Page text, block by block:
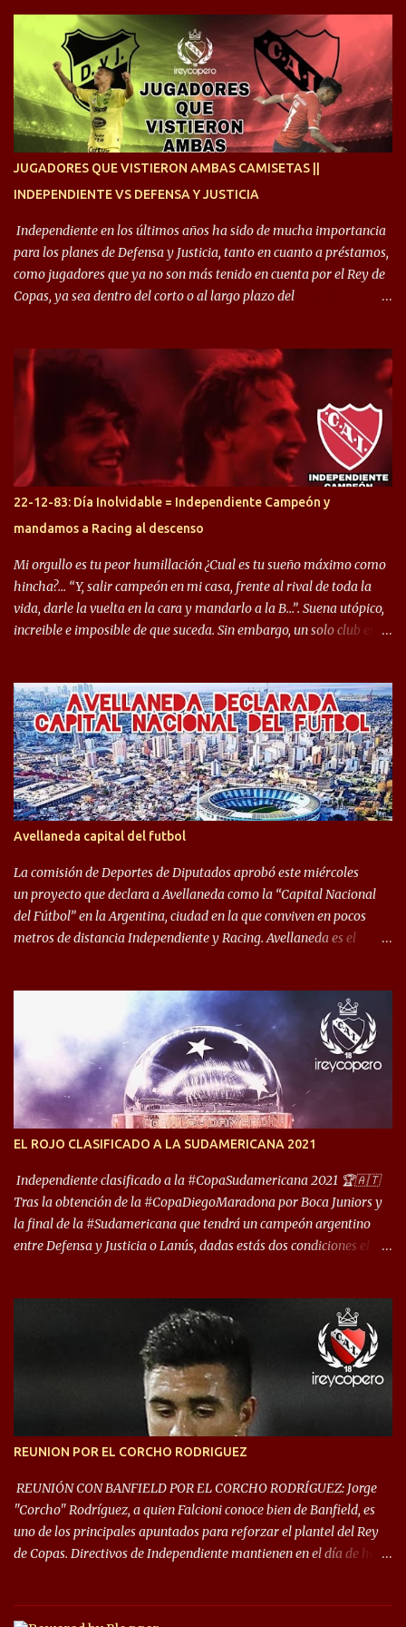
ojalá sea lo mejor para el club y para mí. Independiente va a estar
siempre en mi corazón”. 🎙️“Siempre que me tocó vestir la camiseta
quise dar lo mejor. Si me toca marcharme, estoy agradecido al
hincha”. 🎙️“El equipo hizo un gran trabajo, quedó demostrado en el
resultado. Es nuestro segundo partido, en la pretemporada nos
enfocamos en la preparación física. El grupo está encontrando la
JUGADORES QUE VISTIERON AMBAS CAMISETAS ||
INDEPENDIENTE VS DEFENSA Y JUSTICIA
Independiente en los últimos años ha sido de mucha importancia
para los planes de Defensa y Justicia, tanto en cuanto a préstamos,
como jugadores que ya no son más tenido en cuenta por el Rey de
Copas, ya sea dentro del corto o al largo plazo del
Halcón de Varela, como lo es Brian Romero, quien paso a
préstamo allí durante el último mercado de pases y ha rendido de
gran manera, convirtiendo goles importantes, sobre todo en la
copa sudamericana. Pero no sucedió lo mismo en cuanto al
rendimiento que ha producido en el Rojo. Pasando a jugadores que
jugaron en Defensa y ahora están en el rojo, tenemos a la dupla
Gastón Togni y Domingo Blanco, donde ambos explotaron
futbolísticamente hablando en el equipo de Varela, donde, por
ejemplo, el caso de Mingo llego a ser tenido en cuenta para el
Seleccionado Argentino, rendimiento que aún no ha logrado
mostrar en Independiente. En e...
22-12-83: Día Inolvidable = Independiente Campeón y
mandamos a Racing al descenso
Mi orgullo es tu peor humillación ¿Cual es tu sueño máximo como
hincha?… “Y, salir campeón en mi casa, frente al rival de toda la
vida, darle la vuelta en la cara y mandarlo a la B…”. Suena utópico,
increible e imposible de que suceda. Sin embargo, un solo club en el
campeonato del '83 año consagratorio para el Rojo y, por el otro, el
haber mandado al descenso a su eterno rival. 22 de diciembre de
1983 es una fecha que pocos hinchas de Independiente pueden
dejar en el olvido. Es que ese día, el "Rojo" derrotó a Racing por 2 a
0, se consagró campeón y, además, mandó al descenso a su eterno
rival. El clásico de Avellaneda marcó el epílogo del campeonato,
algo totalmente inusual para estas épocas, donde la violencia no
permite encuentros de riesgo sobre el final de los torneos. En la
década del ochenta y con una democracia flo...
Avellaneda capital del futbol
La comisión de Deportes de Diputados aprobó este miércoles
un proyecto que declara a Avellaneda como la “Capital Nacional
del Fútbol” en la Argentina, ciudad en la que conviven en pocos
metros de distancia Independiente y Racing. Avellaneda es el
Libertadores de América) los distancian solo 150 metros. Por ello
son protagonistas de un clásico de los más picantes del fútbol
argentino. De ella también forma parte Arsenal, equipo que
transitó por la primera división del fútbol local durante muchos
años. Dock Sud es otro de los que comparten esas tierras, aunque el
foco de atención es la convivencia Independiente - Racing. “No
deporte”, afirmó Facundo Moyano. “Creo que Avellaneda...
EL ROJO CLASIFICADO A LA SUDAMERICANA 2021
Independiente clasificado a la #CopaSudamericana 2021 🏆🇦🇹
Tras la obtención de la #CopaDiegoMaradona por Boca Juniors y
la final de la #Sudamericana que tendrá un campeón argentino
entre Defensa y Justicia o Lanús, dadas estás dos condiciones el
que iniciará en fase de grupos con 6 partidos, de los cuales sólo los
primeros de cada grupo jugarán los 8vos. con los 3ros. mejores de
las fases de grupos de la #CopaLibertadores 2021. ¡Este año hay
noche de Copas Rey! ⚽🇦🇹👑🏆.
REUNION POR EL CORCHO RODRIGUEZ
REUNIÓN CON BANFIELD POR EL CORCHO RODRÍGUEZ: Jorge
"Corcho" Rodríguez, a quien Falcioni conoce bien de Banfield, es
uno de los principales apuntados para reforzar el plantel del Rey
de Copas. Directivos de Independiente mantienen en el día de hoy
préstamo con opción de compra pero, por lo que se sabe, Banfield